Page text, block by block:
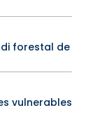
forestal de
vulnerables